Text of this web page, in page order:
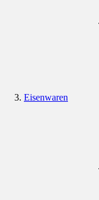
Eisenwaren